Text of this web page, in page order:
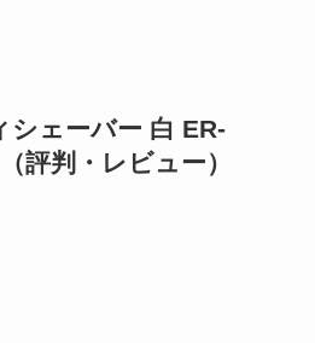
ェーバー 白 ER-
評判・レビュー）